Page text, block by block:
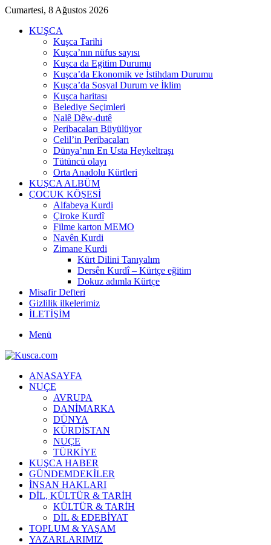
Cumartesi, 8 Ağustos 2026
KUŞCA
Kuşca Tarihi
Kuşca’nın nüfus sayısı
Kuşca da Egitim Durumu
Kuşca’da Ekonomik ve İstihdam Durumu
Kuşca’da Sosyal Durum ve İklim
Kuşca haritası
Belediye Seçimleri
Nalê Dêw-dutê
Peribacaları Büyülüyor
Celil’in Peribacaları
Dünya’nın En Usta Heykeltraşı
Tütüncü olayı
Orta Anadolu Kürtleri
KUŞCA ALBÜM
ÇOCUK KÖŞESİ
Alfabeya Kurdi
Çiroke Kurdî
Filme karton MEMO
Navên Kurdi
Zimane Kurdi
Kürt Dilini Tanıyalım
Dersên Kurdî – Kürtçe eğitim
Dokuz adımla Kürtçe
Misafir Defteri
Gizlilik ilkelerimiz
İLETİŞİM
Menü
ANASAYFA
NUÇE
AVRUPA
DANİMARKA
DÜNYA
KÜRDİSTAN
NUÇE
TÜRKİYE
KUŞCA HABER
GÜNDEMDEKİLER
İNSAN HAKLARI
DİL, KÜLTÜR & TARİH
KÜLTÜR & TARİH
DİL & EDEBİYAT
TOPLUM & YAŞAM
YAZARLARIMIZ